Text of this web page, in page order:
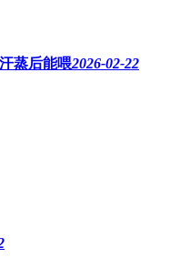
蒸后能喂2026-02-22